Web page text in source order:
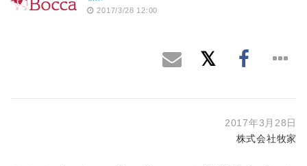
2017/3/28 12:00
2017年3月28日
株式会社牧家